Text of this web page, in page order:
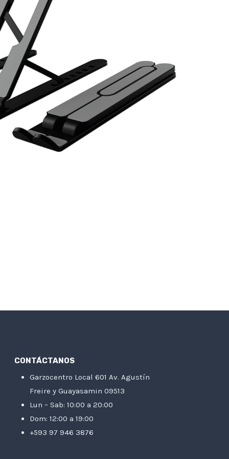
CONTÁCTANOS
Garzocentro Local 601 Av. Agustín
Freire y Guayasamin 09513
Lun – Sab: 10:00 a 20:00
Dom: 12:00 a 19:00
+593 97 946 3876